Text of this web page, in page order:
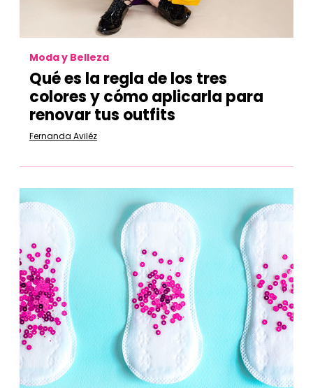
Moda y Belleza
Qué es la regla de los tres
colores y cómo aplicarla para
renovar tus outfits
Fernanda Aviléz